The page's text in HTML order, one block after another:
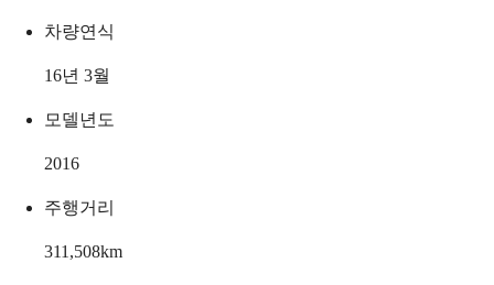
차량연식
16년 3월
모델년도
2016
주행거리
311,508km